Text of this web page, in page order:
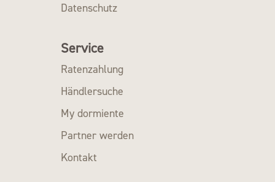
Datenschutz
Service
Ratenzahlung
Händlersuche
My dormiente
Partner werden
Kontakt